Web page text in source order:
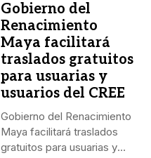
Gobierno del
Renacimiento
Maya facilitará
traslados gratuitos
para usuarias y
usuarios del CREE
Gobierno del Renacimiento
Maya facilitará traslados
gratuitos para usuarias y